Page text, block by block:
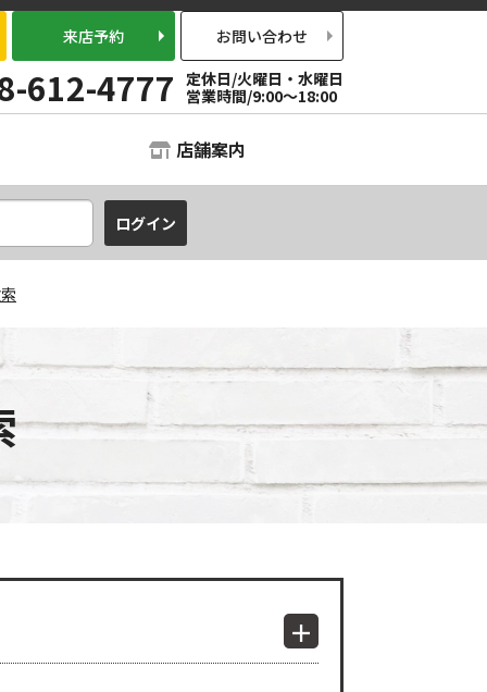
来店予約 お問い合わせ
612-4777
定休日/火曜日・水曜日
営業時間/9:00～18:00
店舗案内